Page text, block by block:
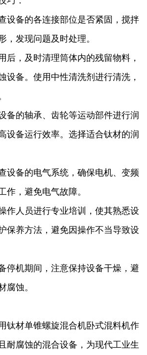
设备的各连接部位是否紧固，搅拌
，发现问题及时处理。
后，及时清理筒体内的残留物料，
设备。使用中性清洗剂进行清洗，
备的轴承、齿轮等运动部件进行润
设备运行效率。选择适合钛材的润
设备的电气系统，确保电机、变频
作，避免电气故障。
作人员进行专业培训，使其熟悉设
保养方法，避免因操作不当导致设
停机期间，注意保持设备干燥，避
腐蚀。
钛材单锥螺旋混合机卧式混料机作
耐腐蚀的混合设备，为现代工业生